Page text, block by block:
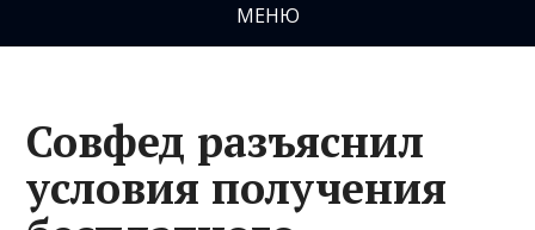
МЕНЮ
Совфед разъяснил
условия получения